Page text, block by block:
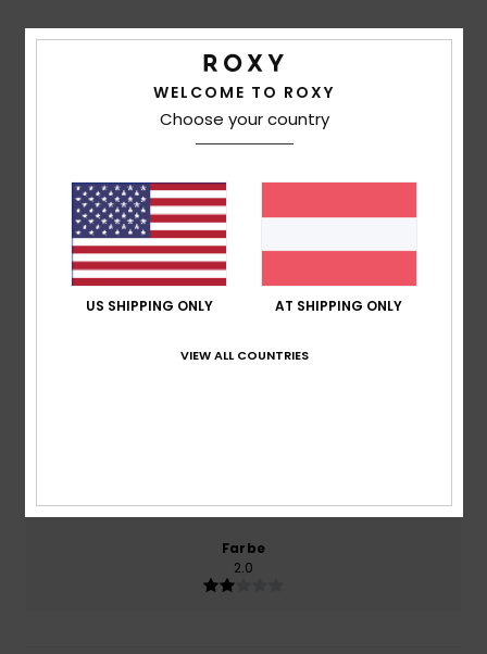
Durchschnittliche Bewertung
3.0/5
basierend auf2 verifizierten Bewertungenseit
Dezember 2025
50% unserer Kunden empfehlen dieses Produkt
Komfort
Farbe
2.0
WELCOME TO ROXY
Choose your country
US SHIPPING ONLY AT SHIPPING ONLY
VIEW ALL COUNTRIES